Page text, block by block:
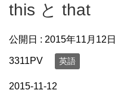
this と that
公開日 : 2015年11月12日
3311PV 英語
2015-11-12